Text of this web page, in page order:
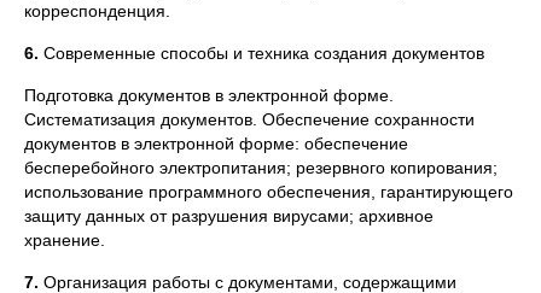
корреспонденция.
6. Современные способы и техника создания документов
Подготовка документов в электронной форме.
Систематизация документов. Обеспечение сохранности
документов в электронной форме: обеспечение
бесперебойного электропитания; резервного копирования;
использование программного обеспечения, гарантирующего
защиту данных от разрушения вирусами; архивное
хранение.
7. Организация работы с документами, содержащими